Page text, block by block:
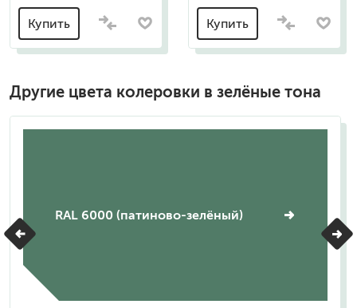
Купить Купить
Другие цвета колеровки в зелёные тона
RAL 6000 (патиново-зелёный)